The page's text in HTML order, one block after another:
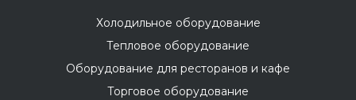
Холодильное оборудование
Тепловое оборудование
Оборудование для ресторанов и кафе
Торговое оборудование